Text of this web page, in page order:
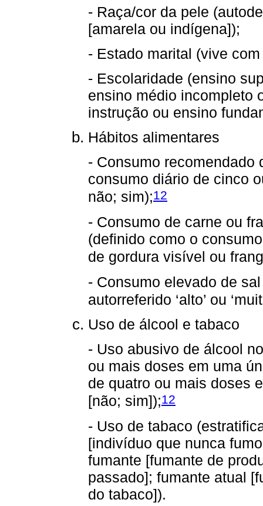
- Raça/cor da pele
[amarela ou indígena]);
- Estado marital (vive
- Escolaridade (ensino
ensino médio incompleto
instrução ou ensino
Hábitos alimentares
- Consumo recomendado
consumo diário de cinco
não; sim);12
- Consumo de carne ou
(definido como o
de gordura visível ou
- Consumo elevado de
autorreferido ‘alto’ ou
Uso de álcool e tabaco
- Uso abusivo de álcool
ou mais doses em uma
de quatro ou mais doses
[não; sim]);12
- Uso de tabaco
[indivíduo que nunca
fumante [fumante de
passado]; fumante atual
do tabaco]).